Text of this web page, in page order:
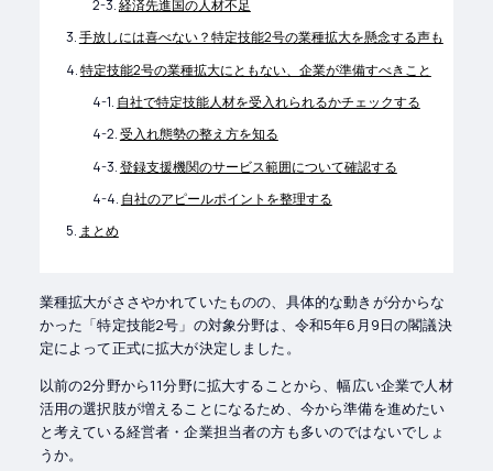
経済先進国の人材不足
手放しには喜べない？特定技能2号の業種拡大を懸念する声も
特定技能2号の業種拡大にともない、企業が準備すべきこと
自社で特定技能人材を受入れられるかチェックする
受入れ態勢の整え方を知る
登録支援機関のサービス範囲について確認する
自社のアピールポイントを整理する
まとめ
業種拡大がささやかれていたものの、具体的な動きが分からな
かった「特定技能2号」の対象分野は、令和5年6月9日の閣議決
定によって正式に拡大が決定しました。
以前の2分野から11分野に拡大することから、幅広い企業で人材
活用の選択肢が増えることになるため、今から準備を進めたい
と考えている経営者・企業担当者の方も多いのではないでしょ
うか。